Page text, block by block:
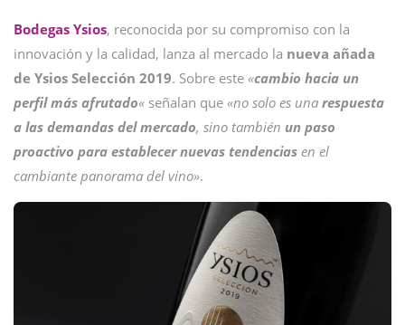
Bodegas Ysios, reconocida por su compromiso con la
innovación y la calidad, lanza al mercado la nueva añada
de Ysios Selección 2019. Sobre este «cambio hacia un
perfil más afrutado« señalan que «no solo es una respuesta
a las demandas del mercado, sino también un paso
proactivo para establecer nuevas tendencias en el
cambiante panorama del vino».